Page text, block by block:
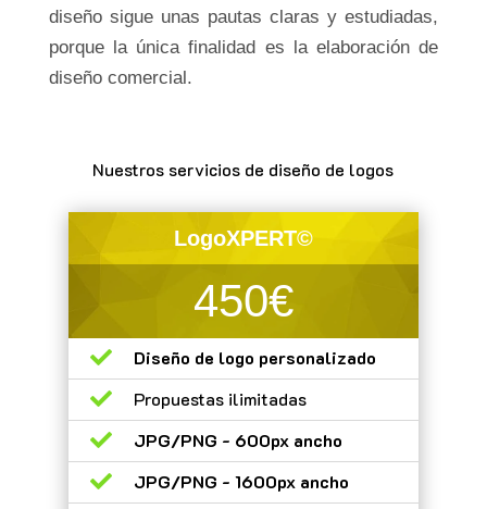
diseño sigue unas pautas claras y estudiadas,
porque la única finalidad es la elaboración de
diseño comercial.
Nuestros servicios de diseño de logos
LogoXPERT©
450€

Diseño de logo personalizado

Propuestas ilimitadas

JPG/PNG - 600px ancho

JPG/PNG - 1600px ancho